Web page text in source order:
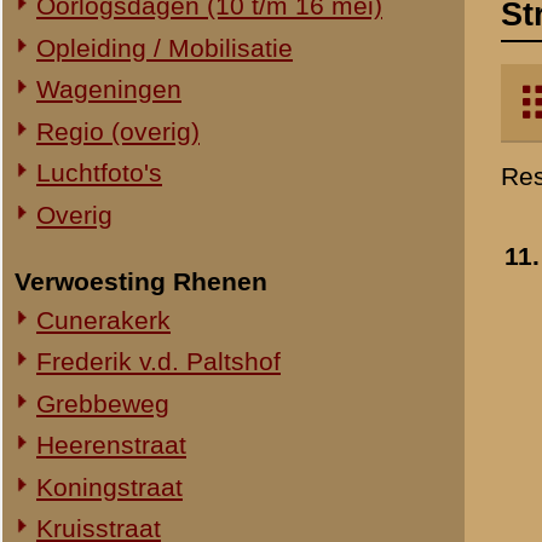
Verwoesting Rhenen
Frederik v.d. Paltshof
Grebbeweg
Koningstraat
Kruisstraat
Torenstraat
Lokatie onbekend
Militair Ereveld
Algemeen
Berging en identificatie
Nederlandse graven
Duitse graven
Monumenten
Naoorlogs
Lokaties